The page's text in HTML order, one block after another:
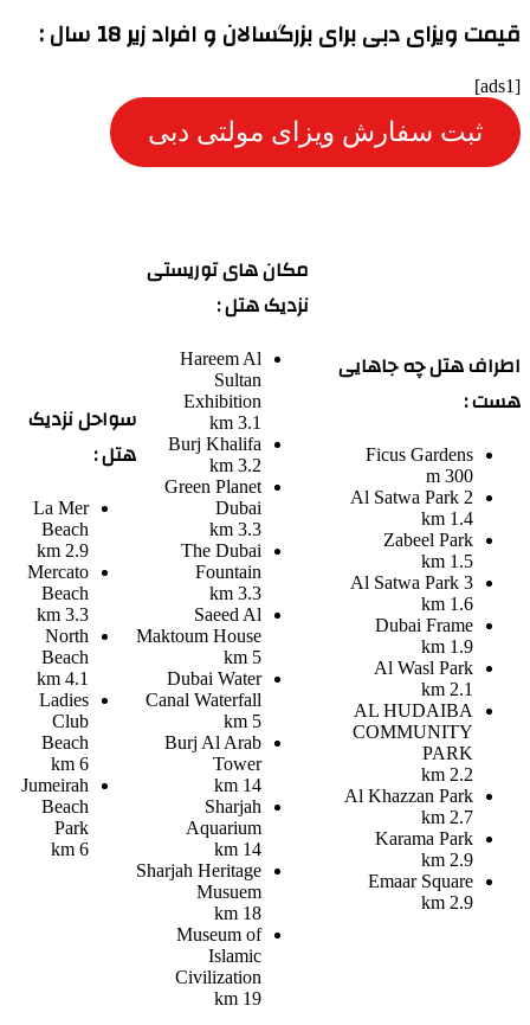
قیمت ویزای دبی برای بزرگسالان و افراد زیر 18 سال :
[ads1]
ثبت سفارش ویزای مولتی دبی
اطراف هتل چه جاهایی
هست :
Ficus Gardens
300 m
Al Satwa Park 2
1.4 km
Zabeel Park
1.5 km
Al Satwa Park 3
1.6 km
Dubai Frame
1.9 km
Al Wasl Park
2.1 km
AL HUDAIBA
COMMUNITY
PARK
2.2 km
Al Khazzan Park
2.7 km
Karama Park
2.9 km
Emaar Square
2.9 km
مکان های توریستی
نزدیک هتل :
Hareem Al
Sultan
Exhibition
3.1 km
Burj Khalifa
3.2 km
Green Planet
Dubai
3.3 km
The Dubai
Fountain
3.3 km
Saeed Al
Maktoum House
5 km
Dubai Water
Canal Waterfall
5 km
Burj Al Arab
Tower
14 km
Sharjah
Aquarium
14 km
Sharjah Heritage
Musuem
18 km
Museum of
Islamic
Civilization
19 km
سواحل نزدیک
هتل :
La Mer
Beach
2.9 km
Mercato
Beach
3.3 km
North
Beach
4.1 km
Ladies
Club
Beach
6 km
Jumeirah
Beach
Park
6 km